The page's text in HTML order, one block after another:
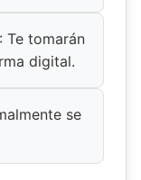
: Te tomarán
digital.
se